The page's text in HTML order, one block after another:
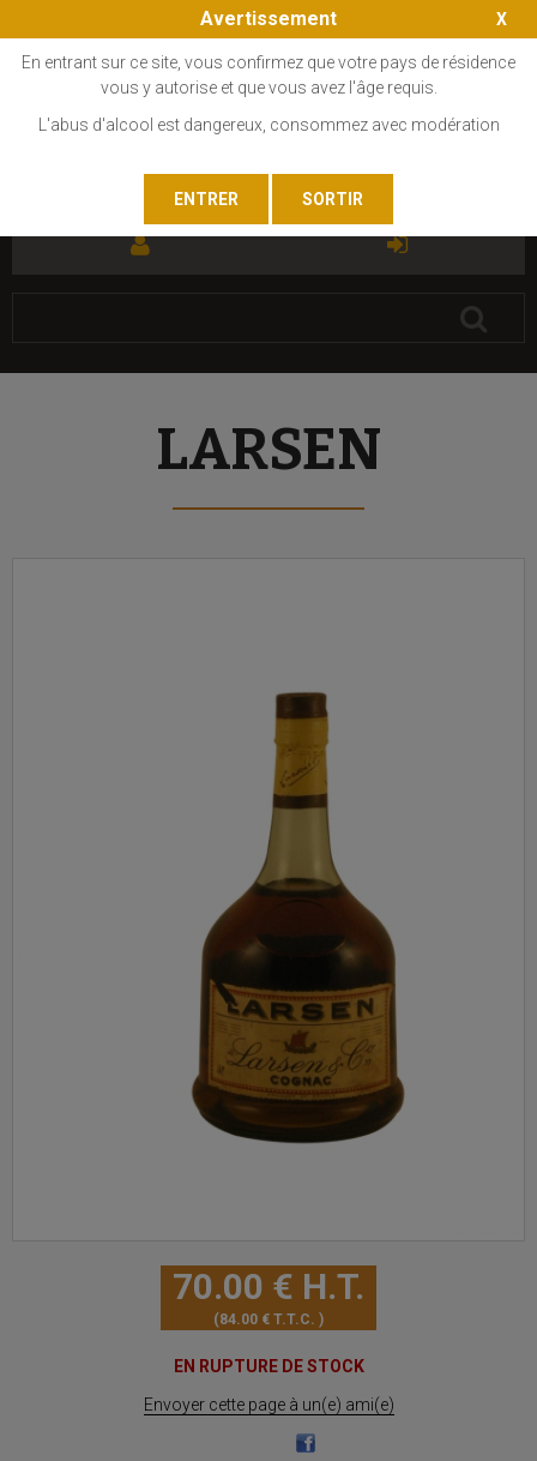
LARSEN
70.00 € H.T.
84.00 € T.T.C.
EN RUPTURE DE STOCK
Envoyer cette page à un(e) ami(e)
Avertissement
En entrant sur ce site, vous confirmez que votre pays de résidence
vous y autorise et que vous avez l'âge requis.
L'abus d'alcool est dangereux, consommez avec modération